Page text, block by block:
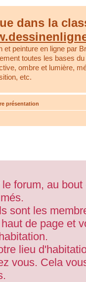
dans la
et peinture en ligne par
toutes les bases
ombre et lumière,
etc.
présentation
forum, au
sont les
de page et
lieu
vous. Cela